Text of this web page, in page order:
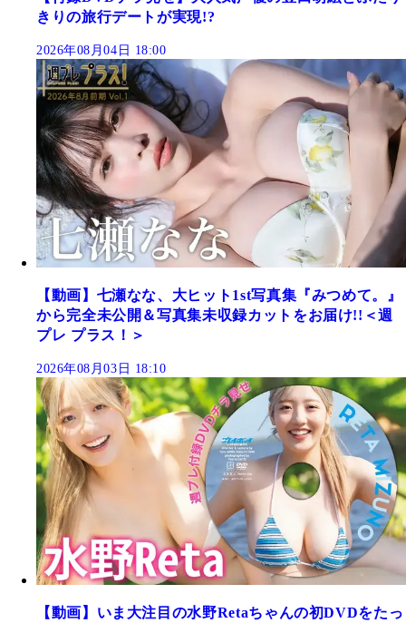
きりの旅行デートが実現!?
2026年08月04日 18:00
【動画】七瀬なな、大ヒット1st写真集『みつめて。』
から完全未公開＆写真集未収録カットをお届け!!＜週
プレ プラス！＞
2026年08月03日 18:10
【動画】いま大注目の水野Retaちゃんの初DVDをたっ